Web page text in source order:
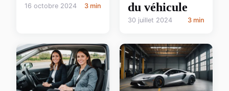
16 octobre 2024 3 min
du véhicule
30 juillet 2024 3 min